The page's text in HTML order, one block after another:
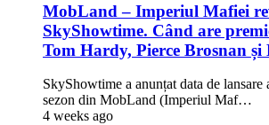
MobLand – Imperiul Mafiei
SkyShowtime. Când are
Tom Hardy, Pierce Brosnan
SkyShowtime a anunțat data de lansare
sezon din MobLand (Imperiul Maf…
4 weeks ago